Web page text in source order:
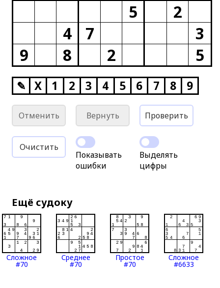
5
2
4
7
3
9
8 2 5
✎ X 1 2 3 4 5 6 7 8 9
Отменить Вернуть Проверить
Очистить
Показывать
ошибки
Выделять
цифры
Ещё судоку
Сложное
#70
Среднее
#70
Простое
#70
Сложное
#6633